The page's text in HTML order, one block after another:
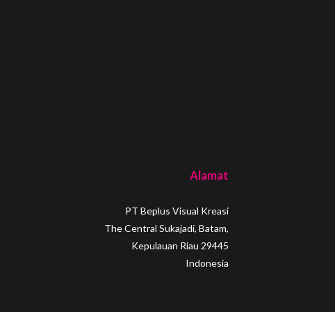
Alamat
PT Beplus Visual Kreasi
The Central Sukajadi, Batam,
Kepulauan Riau 29445
Indonesia